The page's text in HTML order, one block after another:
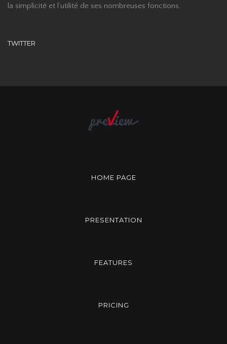
la simplicité et l’utilité de ses nombreuses fonctions.
TWITTER
HOME PAGE
PRESENTATION
FEATURES
PRICING